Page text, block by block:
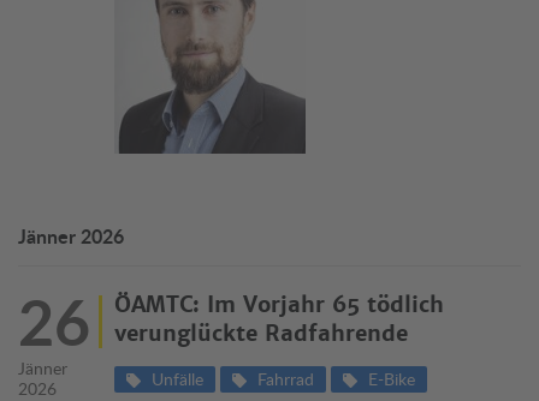
Jänner 2026
26
Jänner
2026
ÖAMTC: Im Vorjahr 65 tödlich
verunglückte Radfahrende
Unfälle Fahrrad E-Bike